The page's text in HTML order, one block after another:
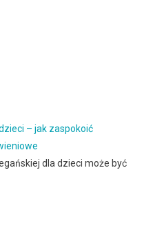
– jak zaspokoić
dla dzieci może być